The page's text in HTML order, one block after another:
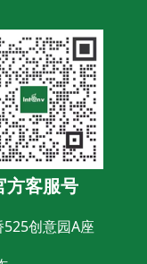
方客服号
创意园A座